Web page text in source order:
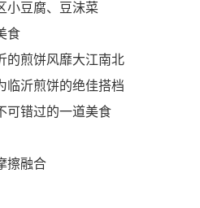
小豆腐、豆沫菜
食
的煎饼风靡大江南北
临沂煎饼的绝佳搭档
可错过的一道美食
擦融合